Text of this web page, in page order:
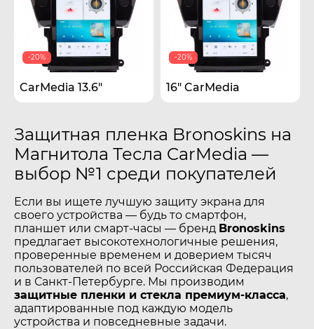
-20%
CarMedia 13.6"
-20%
16" CarMedia
Защитная пленка Bronoskins на
Магнитола Тесла CarMedia —
выбор №1 среди покупателей
Если вы ищете лучшую защиту экрана для
своего устройства — будь то смартфон,
планшет или смарт-часы — бренд Bronoskins
предлагает высокотехнологичные решения,
проверенные временем и доверием тысяч
пользователей по всей Российская Федерация
и в Санкт-Петербурге. Мы производим
защитные пленки и стекла премиум-класса,
адаптированные под каждую модель
устройства и повседневные задачи.